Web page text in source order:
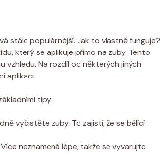
stále populárnější. Jak to vlastně funguje?
který se aplikuje přímo na zuby. Tento
vzhledu. Na rozdíl od některých jiných
aplikaci.
tipy:
vyčistěte zuby. To zajistí, že se bělící
neznamená lépe, takže se vyvarujte